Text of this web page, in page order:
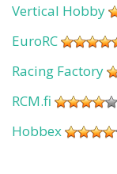
Vertical Hobby
EuroRC
Racing Factory
RCM.fi
Hobbex